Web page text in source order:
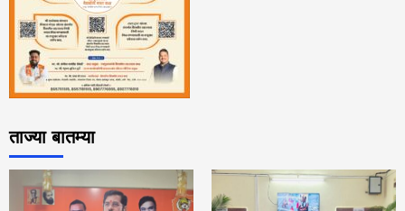
ताज्या बातम्या